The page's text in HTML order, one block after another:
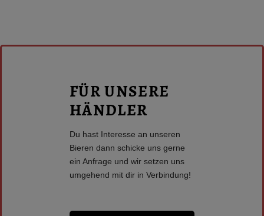
FÜR UNSERE
HÄNDLER
Du hast Interesse an unseren
Bieren dann schicke uns gerne
ein Anfrage und wir setzen uns
umgehend mit dir in Verbindung!